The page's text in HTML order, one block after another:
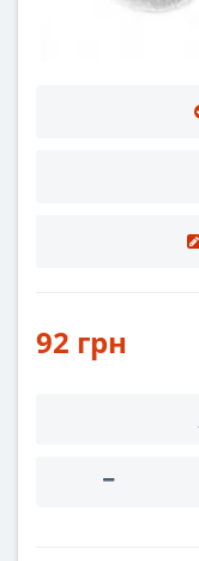
92 грн